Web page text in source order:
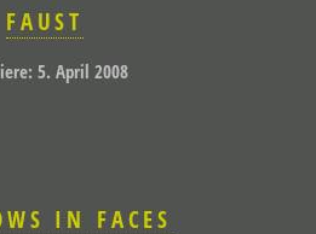
FAUST
5. April 2008
IN FACES